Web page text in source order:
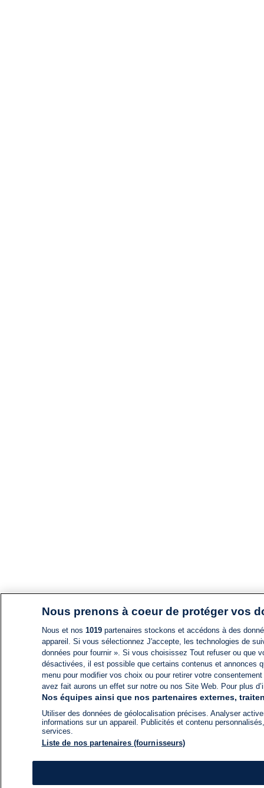
Nous prenons à coeur de protéger vos
Nous et nos 1019partenaires stockons et accédons à des
appareil. Si vous sélectionnez J'accepte, les technologies de
données pour fournir ». Si vous choisissez Tout refuser ou
désactivées, il est possible que certains contenus et annonces
menu pour modifier vos choix ou pour retirer votre
avez fait aurons un effet sur notre ou nos Site Web. Pour plus
Nos équipes ainsi que nos partenaires externes,
Utiliser des données de géolocalisation précises. Analyser
informations sur un appareil. Publicités et contenu
services.
Liste de nos partenaires (fournisseurs)